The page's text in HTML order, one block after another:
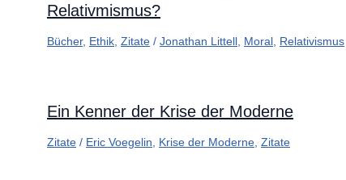
Relativmismus?
Bücher, Ethik Zitate / Jonathan Littell Moral Relativismus
Ein Kenner der Krise der Moderne
Zitate / Eric Voegelin Krise der Moderne Zitate